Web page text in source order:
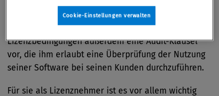
verwendet werden darf, diese sind oft sehr
komplex. Viele der Hersteller sehen in ihren
Lizenzbedingungen außerdem eine Audit-Klausel
vor, die ihm erlaubt eine Überprüfung der Nutzung
seiner Software bei seinen Kunden durchzuführen.
Für sie als Lizenznehmer ist es vor allem wichtig
Cookie-Einstellungen verwalten